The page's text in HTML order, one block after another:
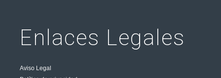
Enlaces Legales
Aviso Legal